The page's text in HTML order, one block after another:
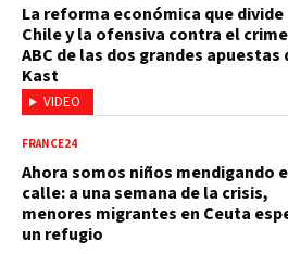
VIDEO
La reforma económica que divide
Chile y la ofensiva contra el
ABC de las dos grandes apuestas
Kast
FRANCE24
Ahora somos niños mendigando
calle: a una semana de la crisis,
menores migrantes en Ceuta
un refugio